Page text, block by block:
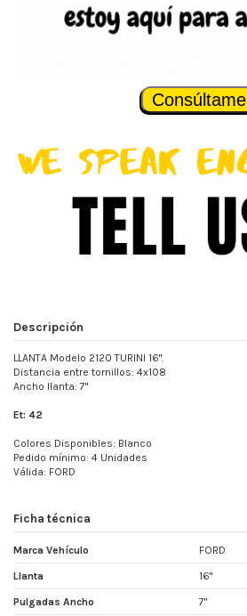
Consúltame
Descripción
LLANTA Modelo 2120 TURINI 16".
Distancia entre tornillos: 4x108
Ancho llanta: 7"
Et: 42
Colores Disponibles: Blanco
Pedido mínimo: 4 Unidades
Válida: FORD
Ficha técnica
Marca Vehículo FORD
Llanta 16"
Pulgadas Ancho 7"